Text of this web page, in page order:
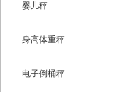
婴儿秤
身高体重秤
电子倒桶秤